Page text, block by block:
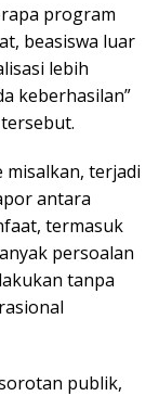
program
beasiswa luar
lebih
keberhasilan”
terjadi
antara
termasuk
persoalan
tanpa
publik,